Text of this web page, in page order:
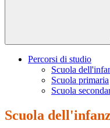
Percorsi di studio
Scuola
Scuola primaria
Scuola
Scuola